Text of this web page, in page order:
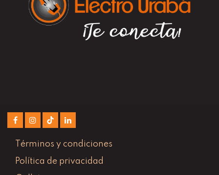
Términos y condiciones
Política de privacidad